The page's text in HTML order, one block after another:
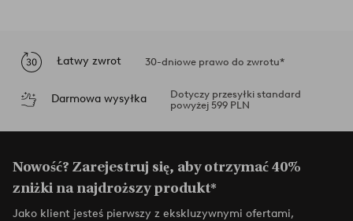
Łatwy zwrot 30-dniowe prawo do zwrotu*
Darmowa wysyłka
Dotyczy przesyłki standard
powyżej 599 PLN
Nowość? Zarejestruj się, aby otrzymać 40%
zniżki na najdroższy produkt*
Jako klient jesteś pierwszy z ekskluzywnymi ofertami,